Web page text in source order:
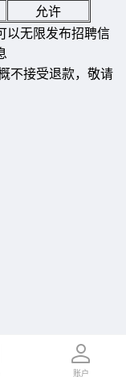
允许
以无限发布招聘信
不接受退款，敬请
账户